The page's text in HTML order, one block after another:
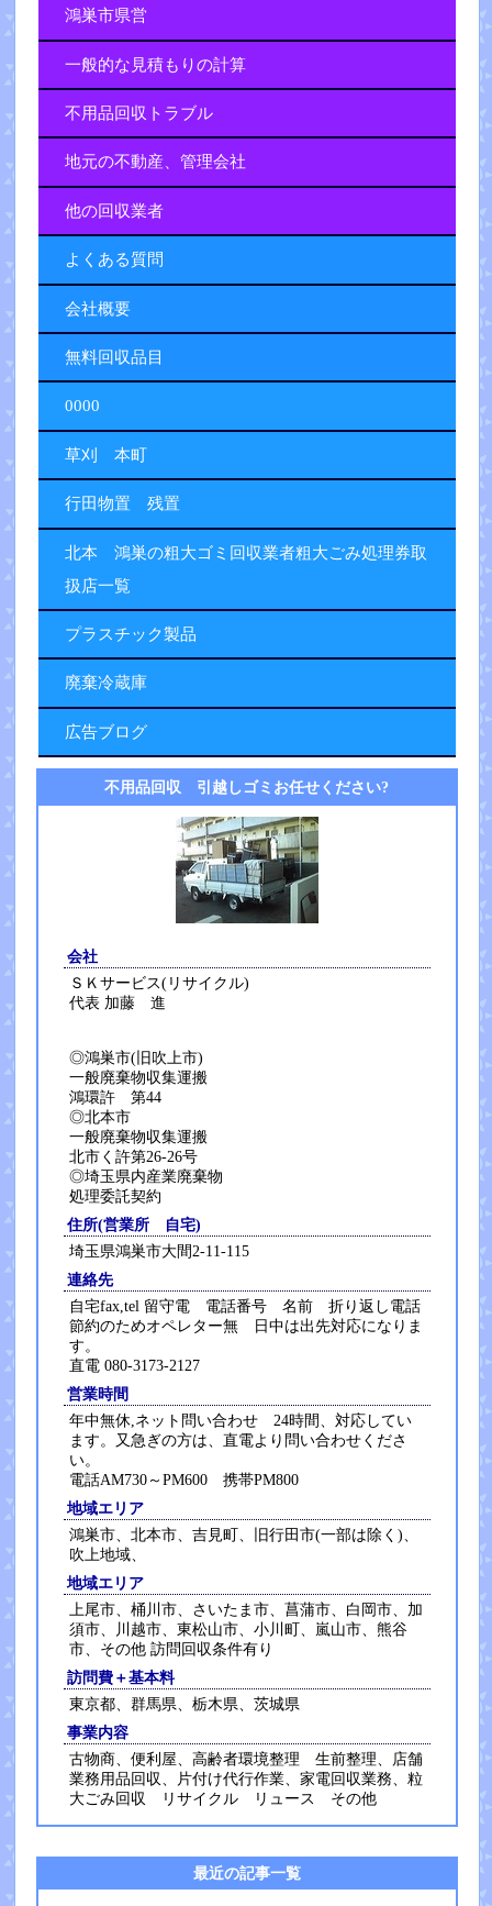
鴻巣市県営
一般的な見積もりの計算
不用品回収トラブル
地元の不動産、管理会社
他の回収業者
よくある質問
会社概要
無料回収品目
0000
草刈 本町
行田物置 残置
北本 鴻巣の粗大ゴミ回収業者粗大ごみ処理券取
扱店一覧
プラスチック製品
廃棄冷蔵庫
広告ブログ
不用品回収 引越しゴミお任せください?
会社
ＳＫサービス(リサイクル)
代表 加藤 進
◎鴻巣市(旧吹上市)
一般廃棄物収集運搬
鴻環許 第44
◎北本市
一般廃棄物収集運搬
北市く許第26-26号
◎埼玉県内産業廃棄物
処理委託契約
住所(営業所 自宅)
埼玉県鴻巣市大間2-11-115
連絡先
自宅fax,tel 留守電 電話番号 名前 折り返し電話
節約のためオペレター無 日中は出先対応になりま
す。
直電 080-3173-2127
営業時間
年中無休,ネット問い合わせ 24時間、対応してい
ます。又急ぎの方は、直電より問い合わせくださ
い。
電話AM730～PM600 携帯PM800
地域エリア
鴻巣市、北本市、吉見町、旧行田市(一部は除く)、
吹上地域、
地域エリア
上尾市、桶川市、さいたま市、菖蒲市、白岡市、加
須市、川越市、東松山市、小川町、嵐山市、熊谷
市、その他 訪問回収条件有り
訪問費＋基本料
東京都、群馬県、栃木県、茨城県
事業内容
古物商、便利屋、高齢者環境整理 生前整理、店舗
業務用品回収、片付け代行作業、家電回収業務、粒
大ごみ回収 リサイクル リュース その他
最近の記事一覧